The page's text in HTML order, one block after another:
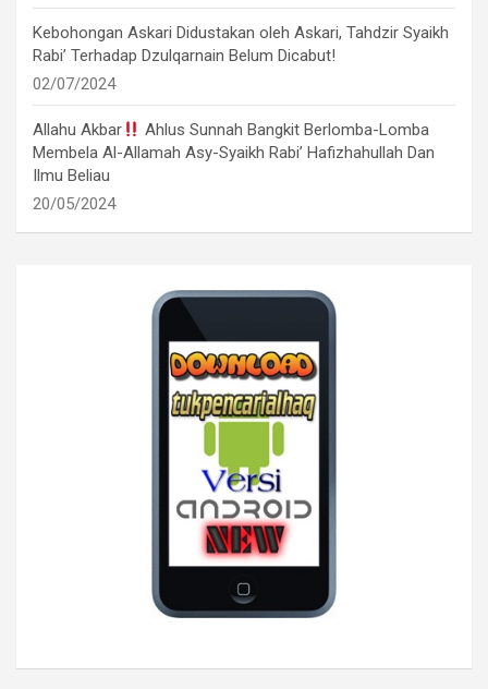
Kebohongan Askari Didustakan oleh Askari, Tahdzir Syaikh
Rabi’ Terhadap Dzulqarnain Belum Dicabut!
02/07/2024
Allahu Akbar
Ahlus Sunnah Bangkit Berlomba-Lomba
Membela Al-Allamah Asy-Syaikh Rabi’ Hafizhahullah Dan
Ilmu Beliau
20/05/2024